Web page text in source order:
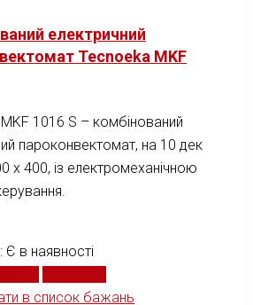
електричний
Tecnoeka MKF
1016 S – комбінований
пароконвектомат, на 10 дек
х 400, із електромеханічною
Є в наявності
в список бажань